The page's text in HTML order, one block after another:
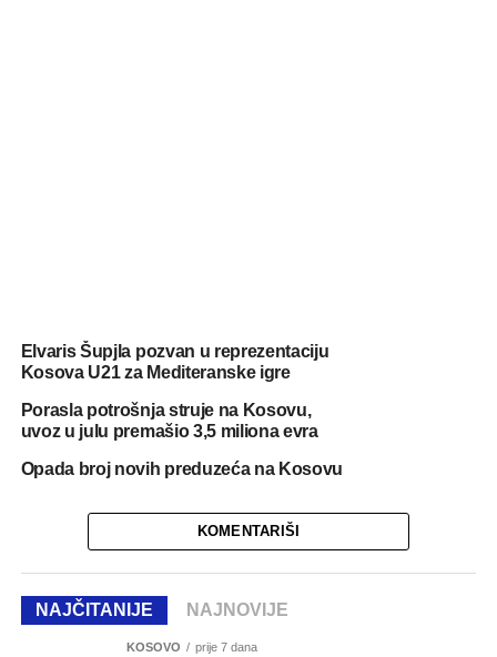
Elvaris Šupjla pozvan u reprezentaciju
Kosova U21 za Mediteranske igre
Porasla potrošnja struje na Kosovu,
uvoz u julu premašio 3,5 miliona evra
Opada broj novih preduzeća na Kosovu
KOMENTARIŠI
NAJČITANIJE NAJNOVIJE
KOSOVO prije 7 dana